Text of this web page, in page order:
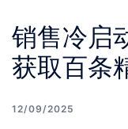
销售冷启
获取百条
12/09/2025